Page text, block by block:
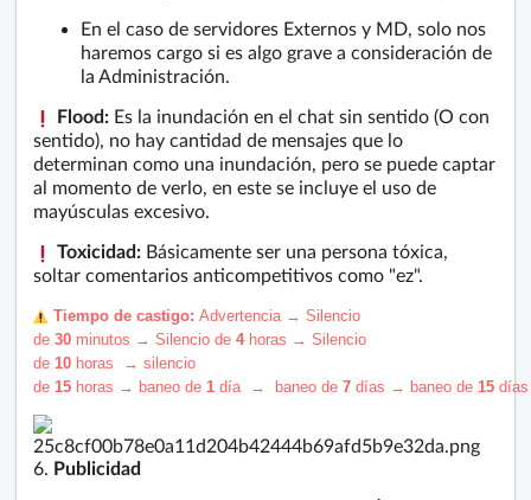
En el caso de servidores Externos y MD, solo nos
haremos cargo si es algo grave a consideración de
la Administración.
Flood: Es la inundación en el chat sin sentido (O con
sentido), no hay cantidad de mensajes que lo
determinan como una inundación, pero se puede captar
al momento de verlo, en este se incluye el uso de
mayúsculas excesivo.
Toxicidad: Básicamente ser una persona tóxica,
soltar comentarios anticompetitivos como "ez".
️ Tiempo de castigo:Advertencia →Silencio
de 30 minutos → Silencio de 4 horas → Silencio
de 10 horas → silencio
de 15 horas → baneo de 1 día → baneo de 7 días → baneo de 15
6. Publicidad